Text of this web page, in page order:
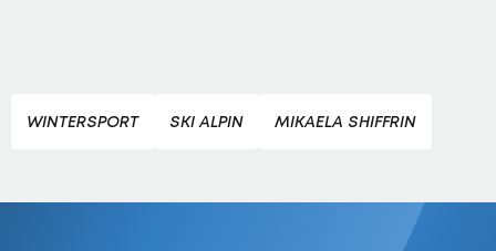
WINTERSPORT SKI ALPIN MIKAELA SHIFFRIN